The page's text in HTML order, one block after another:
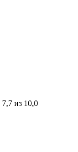
7,7 из 10,0